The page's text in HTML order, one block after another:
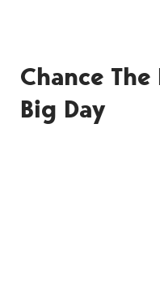
Chance
Big Day